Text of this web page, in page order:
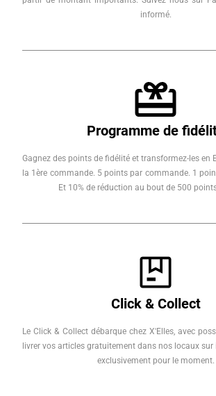
informé.
Programme de
Gagnez des points de fidélité et transformez-les en
la 1ère commande. 5 points par commande. 1
Et 10% de réduction au bout de 500
Click & Collect
Le Click & Collect débarque chez X'Elles, avec
livrer vos articles gratuitement dans nos locaux sur
exclusivement pour le moment.